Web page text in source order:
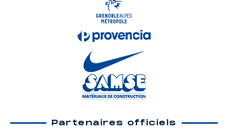
Partenaires officiels